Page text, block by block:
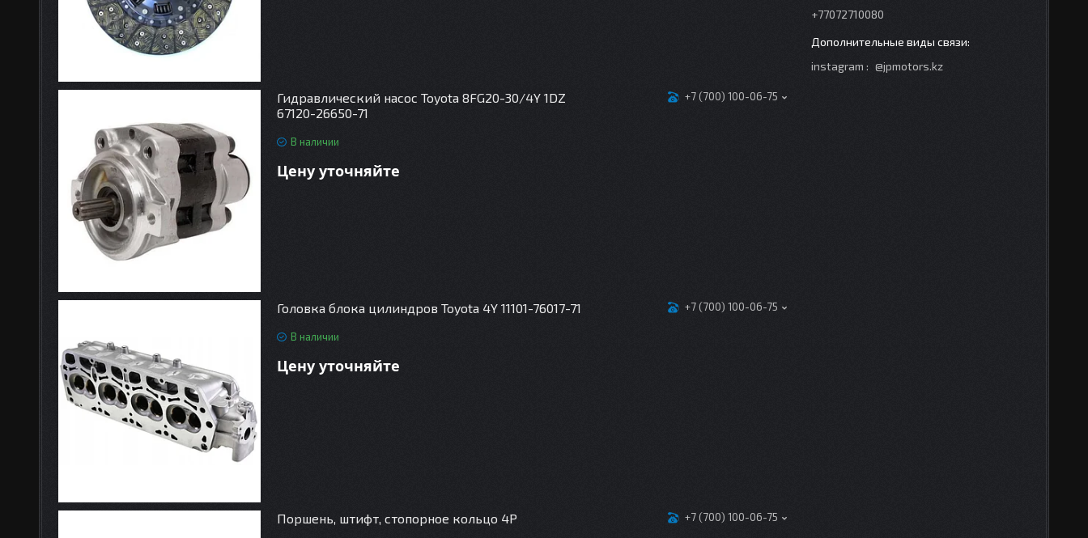
Гидравлический насос Toyota 8FG20-30/4Y 1DZ
67120-26650-71
В наличии
Цену уточняйте
+7 (700) 100-06-75
Головка блока цилиндров Toyota 4Y 11101-76017-71
В наличии
Цену уточняйте
+7 (700) 100-06-75
Поршень, штифт, стопорное кольцо 4P +7 (700) 100-06-75
+77072710080
instagram @jpmotors.kz